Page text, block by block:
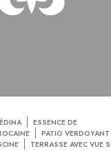
ESSENCE DE
PATIO VERDOYANT
TERRASSE AVEC VUE